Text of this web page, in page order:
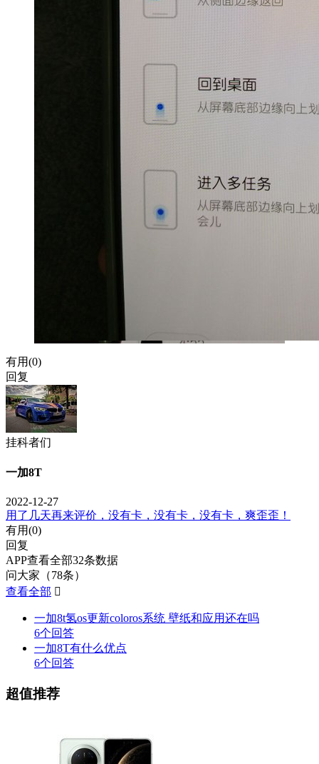
有用(0)
回复
挂科者们
一加8T
2022-12-27
用了几天再来评价，没有卡，没有卡，没有卡，爽歪歪！
有用(0)
回复
APP查看全部32条数据
问大家（78条）
查看全部 
一加8t氢os更新coloros系统 壁纸和应用还在吗
6个回答
一加8T有什么优点
6个回答
超值推荐